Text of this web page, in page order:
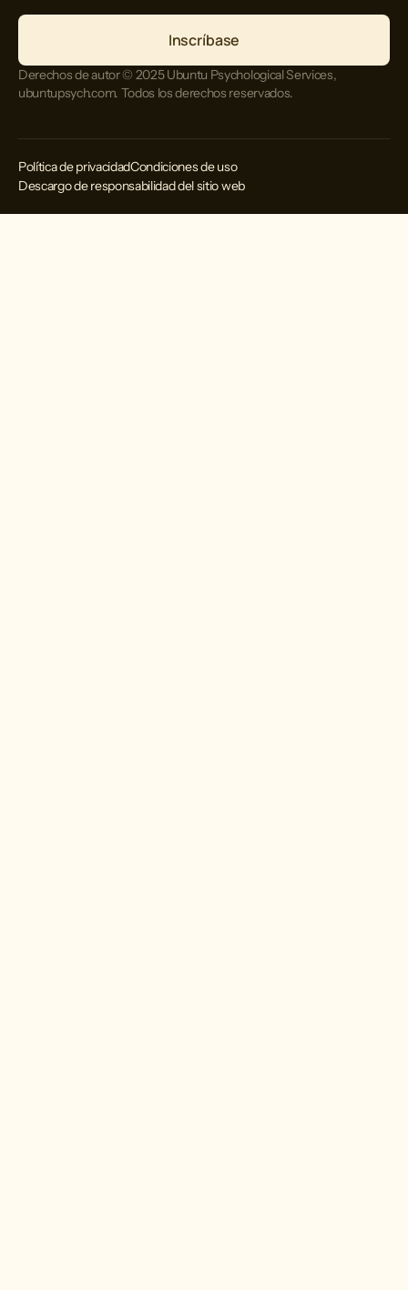
Derechos de autor © 2025 Ubuntu Psychological Services,
ubuntupsych.com. Todos los derechos reservados.
Política de privacidadCondiciones de uso
Descargo de responsabilidad del sitio web